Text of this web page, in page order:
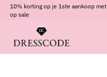
10% korting op je 1ste aankoop
op sale